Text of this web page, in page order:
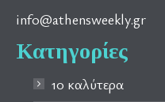
info@athensweekly.gr
Κατηγορίες
10 καλύτερα